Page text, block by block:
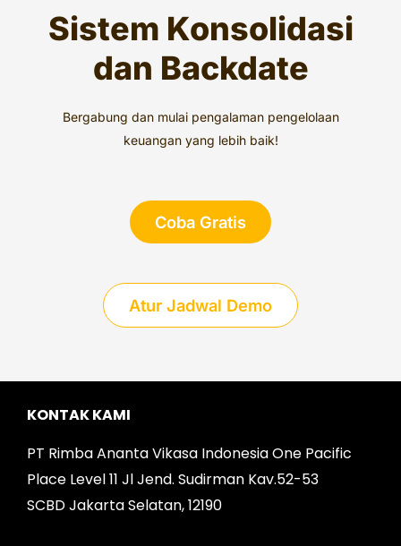
Sistem Konsolidasi
dan Backdate
Bergabung dan mulai pengalaman pengelolaan
keuangan yang lebih baik!
Coba Gratis
Atur Jadwal Demo
KONTAK KAMI
PT Rimba Ananta Vikasa Indonesia One Pacific
Place Level 11 Jl Jend. Sudirman Kav.52-53
SCBD Jakarta Selatan, 12190